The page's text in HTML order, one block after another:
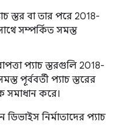
স্তর বা তার পরে 2018-
সম্পর্কিত সমস্ত
প্যাচ স্তরগুলি 2018-
পূর্ববর্তী প্যাচ স্তরের
সমাধান করে।
নির্মাতাদের প্যাচ